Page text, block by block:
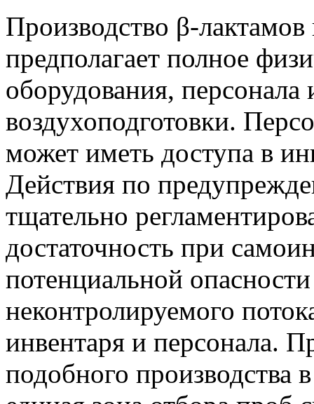
Производство β-
предполагает полное
оборудования,
воздухоподготовки.
может иметь доступа в
Действия по
тщательно
достаточность при
потенциальной
неконтролируемого
инвентаря и персонала.
подобного производства